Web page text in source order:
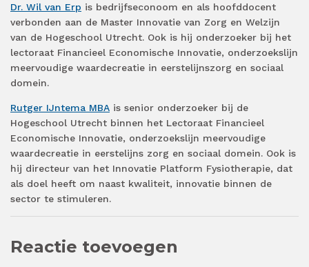
Dr. Wil van Erp is bedrijfseconoom en als hoofddocent
verbonden aan de Master Innovatie van Zorg en Welzijn
van de Hogeschool Utrecht. Ook is hij onderzoeker bij het
lectoraat Financieel Economische Innovatie, onderzoekslijn
meervoudige waardecreatie in eerstelijnszorg en sociaal
domein.
Rutger IJntema MBA is senior onderzoeker bij de
Hogeschool Utrecht binnen het Lectoraat Financieel
Economische Innovatie, onderzoekslijn meervoudige
waardecreatie in eerstelijns zorg en sociaal domein. Ook is
hij directeur van het Innovatie Platform Fysiotherapie, dat
als doel heeft om naast kwaliteit, innovatie binnen de
sector te stimuleren.
Reactie toevoegen